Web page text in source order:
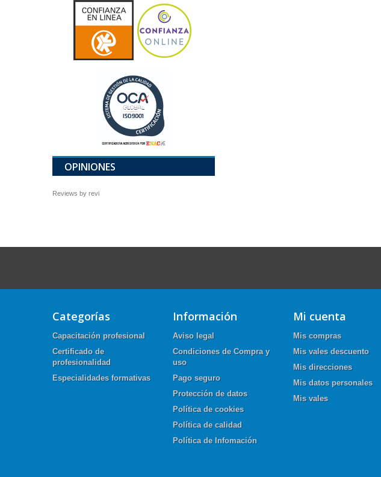
OPINIONES
Reviews by revi
Categorías
Capacitación profesional
Certificado de
profesionalidad
Especialidades formativas
Información
Aviso legal
Condiciones de Compra y
uso
Pago seguro
Protección de datos
Política de cookies
Política de calidad
Política de Infomación
Mi cuenta
Mis compras
Mis vales descuento
Mis direcciones
Mis datos personales
Mis vales